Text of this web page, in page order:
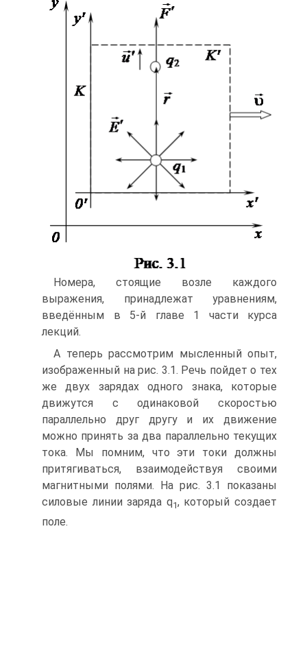
Номера, стоящие возле каждого
выражения, принадлежат уравнениям,
введённым в 5-й главе 1 части курса
лекций.
А теперь рассмотрим мысленный опыт,
изображенный на рис. 3.1. Речь пойдет о тех
же двух зарядах одного знака, которые
движутся с одинаковой скоростью
параллельно друг другу и их движение
можно принять за два параллельно текущих
тока. Мы помним, что эти токи должны
притягиваться, взаимодействуя своими
магнитными полями. На рис. 3.1 показаны
силовые линии заряда q1, который создает
поле.